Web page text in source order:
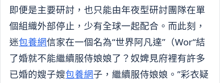
即便是主要研討，也只能由年夜型研討團隊在單
個組織外部停止，少有全球一起配合。而此刻，
迷包養網信家在一個名為“世界阿凡達”（Wor“結
了婚就不能繼續服侍娘娘了？奴婢見府裡有許多
已婚的嫂子嫂包養網子，繼續服侍娘娘。”彩衣疑